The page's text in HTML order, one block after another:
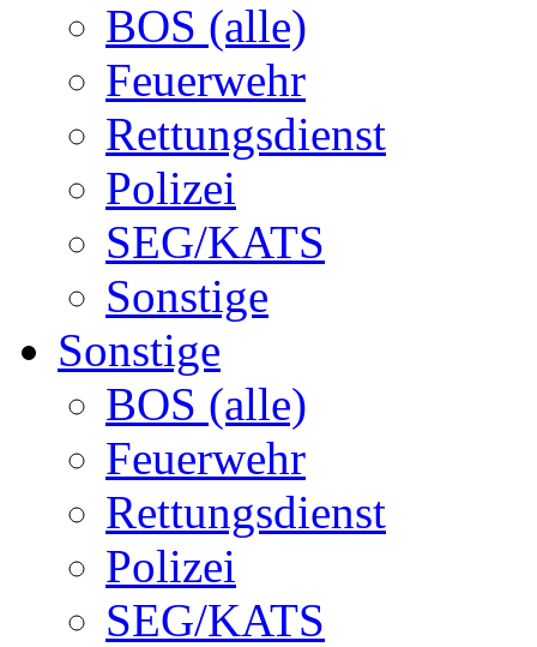
BOS (alle)
Feuerwehr
Rettungsdienst
Polizei
SEG/KATS
Sonstige
Sonstige
BOS (alle)
Feuerwehr
Rettungsdienst
Polizei
SEG/KATS